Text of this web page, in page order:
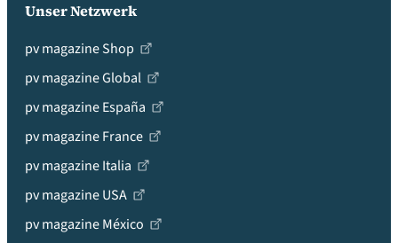
Unser Netzwerk
pv magazine Shop
pv magazine Global
pv magazine España
pv magazine France
pv magazine Italia
pv magazine USA
pv magazine México